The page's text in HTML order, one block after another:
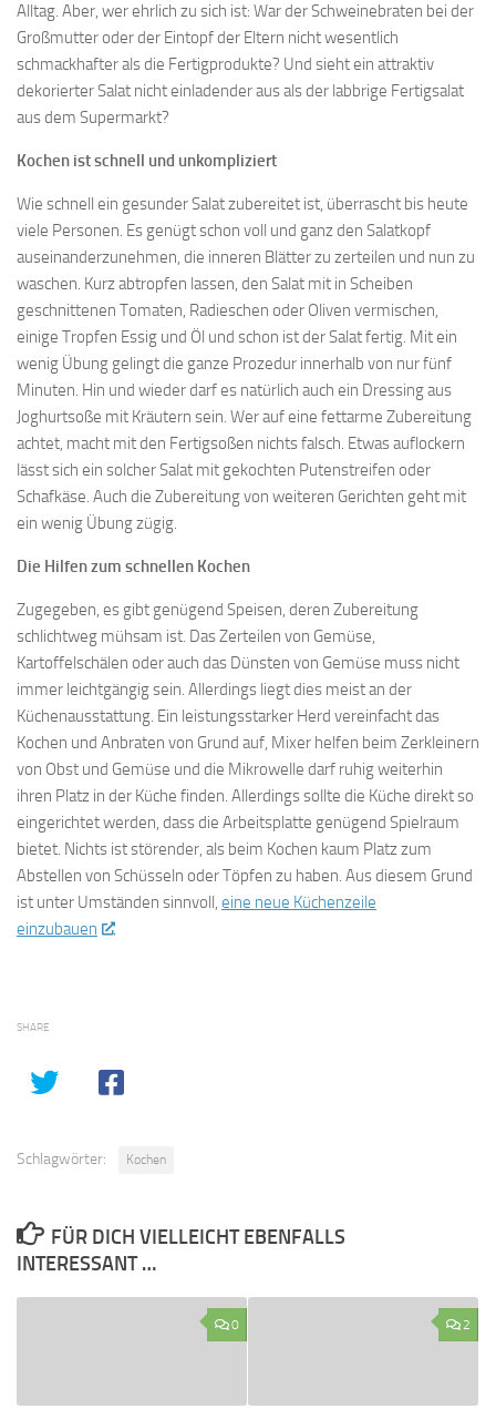
Alltag. Aber, wer ehrlich zu sich ist: War der Schweinebraten bei der
Großmutter oder der Eintopf der Eltern nicht wesentlich
schmackhafter als die Fertigprodukte? Und sieht ein attraktiv
dekorierter Salat nicht einladender aus als der labbrige Fertigsalat
aus dem Supermarkt?
Kochen ist schnell und unkompliziert
Wie schnell ein gesunder Salat zubereitet ist, überrascht bis heute
viele Personen. Es genügt schon voll und ganz den Salatkopf
auseinanderzunehmen, die inneren Blätter zu zerteilen und nun zu
waschen. Kurz abtropfen lassen, den Salat mit in Scheiben
geschnittenen Tomaten, Radieschen oder Oliven vermischen,
einige Tropfen Essig und Öl und schon ist der Salat fertig. Mit ein
wenig Übung gelingt die ganze Prozedur innerhalb von nur fünf
Minuten. Hin und wieder darf es natürlich auch ein Dressing aus
Joghurtsoße mit Kräutern sein. Wer auf eine fettarme Zubereitung
achtet, macht mit den Fertigsoßen nichts falsch. Etwas auflockern
lässt sich ein solcher Salat mit gekochten Putenstreifen oder
Schafkäse. Auch die Zubereitung von weiteren Gerichten geht mit
ein wenig Übung zügig.
Die Hilfen zum schnellen Kochen
Zugegeben, es gibt genügend Speisen, deren Zubereitung
schlichtweg mühsam ist. Das Zerteilen von Gemüse,
Kartoffelschälen oder auch das Dünsten von Gemüse muss nicht
immer leichtgängig sein. Allerdings liegt dies meist an der
Küchenausstattung. Ein leistungsstarker Herd vereinfacht das
Kochen und Anbraten von Grund auf, Mixer helfen beim Zerkleinern
von Obst und Gemüse und die Mikrowelle darf ruhig weiterhin
ihren Platz in der Küche finden. Allerdings sollte die Küche direkt so
eingerichtet werden, dass die Arbeitsplatte genügend Spielraum
bietet. Nichts ist störender, als beim Kochen kaum Platz zum
Abstellen von Schüsseln oder Töpfen zu haben. Aus diesem Grund
ist unter Umständen sinnvoll, eine neue Küchenzeile
einzubauen
.
SHARE
Schlagwörter: Kochen
FÜR DICH VIELLEICHT EBENFALLS
INTERESSANT …
0 2